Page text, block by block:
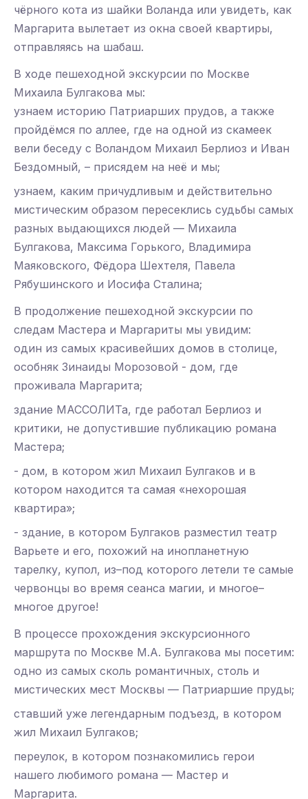
чёрного кота из шайки Воланда или увидеть, как
Маргарита вылетает из окна своей квартиры,
отправляясь на шабаш.
В ходе пешеходной экскурсии по Москве
Михаила Булгакова мы:
узнаем историю Патриарших прудов, а также
пройдёмся по аллее, где на одной из скамеек
вели беседу с Воландом Михаил Берлиоз и Иван
Бездомный, – присядем на неё и мы;
узнаем, каким причудливым и действительно
мистическим образом пересеклись судьбы самых
разных выдающихся людей — Михаила
Булгакова, Максима Горького, Владимира
Маяковского, Фёдора Шехтеля, Павела
Рябушинского и Иосифа Сталина;
В продолжение пешеходной экскурсии по
следам Мастера и Маргариты мы увидим:
один из самых красивейших домов в столице,
особняк Зинаиды Морозовой - дом, где
проживала Маргарита;
здание МАССОЛИТа, где работал Берлиоз и
критики, не допустившие публикацию романа
Мастера;
- дом, в котором жил Михаил Булгаков и в
котором находится та самая «нехорошая
квартира»;
- здание, в котором Булгаков разместил театр
Варьете и его, похожий на инопланетную
тарелку, купол, из–под которого летели те самые
червонцы во время сеанса магии, и многое–
многое другое!
В процессе прохождения экскурсионного
маршрута по Москве М.А. Булгакова мы посетим:
одно из самых сколь романтичных, столь и
мистических мест Москвы — Патриаршие пруды;
ставший уже легендарным подъезд, в котором
жил Михаил Булгаков;
переулок, в котором познакомились герои
нашего любимого романа — Мастер и
Маргарита.